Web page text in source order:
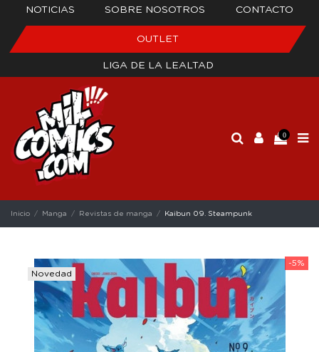
NOTICIAS SOBRE NOSOTROS CONTACTO
OUTLET
LIGA DE LA LEALTAD
0
Inicio Manga Revistas de manga Kaibun 09. Steampunk
-5%
Novedad